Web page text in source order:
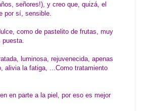
señores!), y creo que, quizá, el
por sí, sensible.
como de pastelito de frutas, muy
puesta.
luminosa, rejuvenecida, apenas
alivia la fatiga, ...Como tratamiento
en parte a la piel, por eso es mejor